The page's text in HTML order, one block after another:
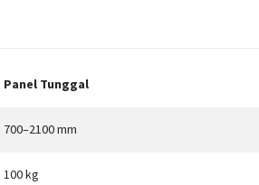
Panel Tunggal
700–2100 mm
100 kg